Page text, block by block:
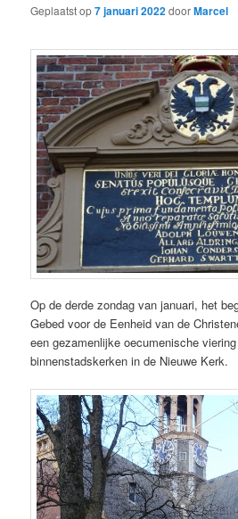
Geplaatst op7 januari 2022doorMarcel
Op de derde zondag van januari, het
Gebed voor de Eenheid van de
een gezamenlijke oecumenische
binnenstadskerken in de Nieuwe Kerk.